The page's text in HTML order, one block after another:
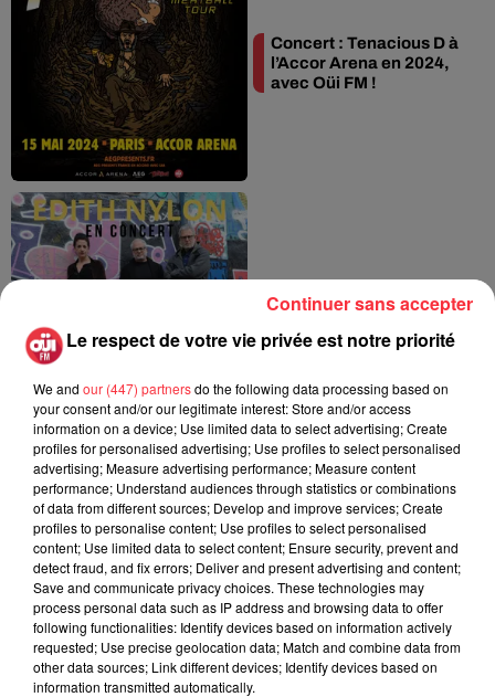
Concert : Tenacious D à
l’Accor Arena en 2024,
avec Oüi FM !
accueille Edith Nylon le
8 octobre
Judas Priest en concert
à Paris et Lyon en avril
2024 !
Le respect de votre vie privée est notre priorité
We and our (447) partnersdo the following data processing based on
your consent and/or our legitimate interest: Store and/or access
information on a device; Use limited data to select advertising; Create
profiles for personalised advertising; Use profiles to select personalised
advertising; Measure advertising performance; Measure content
performance; Understand audiences through statistics or combinations
of data from different sources; Develop and improve services; Create
profiles to personalise content; Use profiles to select personalised
content; Use limited data to select content; Ensure security, prevent and
detect fraud, and fix errors; Deliver and present advertising and content;
Save and communicate privacy choices. These technologies may
process personal data such as IP address and browsing data to offer
following functionalities: Identify devices based on information actively
requested; Use precise geolocation data; Match and combine data from
other data sources; Link different devices; Identify devices based on
information transmitted automatically.
Continuer sans accepter